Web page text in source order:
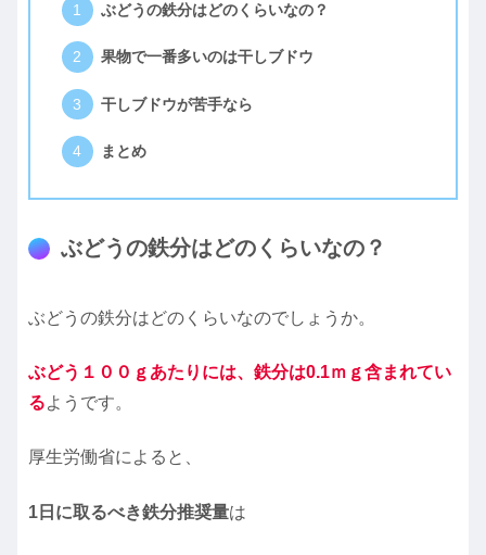
ぶどうの鉄分はどのくらいなの？
果物で一番多いのは干しブドウ
干しブドウが苦手なら
まとめ
ぶどうの鉄分はどのくらいなの？
ぶどうの鉄分はどのくらいなのでしょうか。
ぶどう１００ｇあたりには、鉄分は0.1ｍｇ含まれてい
るようです。
厚生労働省によると、
1日に取るべき鉄分推奨量は